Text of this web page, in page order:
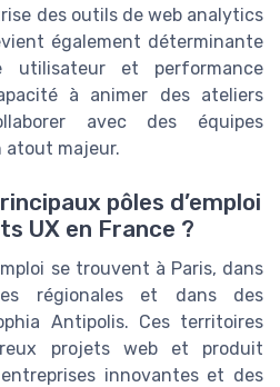
des outils de web analytics
également déterminante
utilisateur et performance
à animer des ateliers
avec des équipes
atout majeur.
pôles d’emploi
UX en France ?
se trouvent à Paris, dans
régionales et dans des
Antipolis. Ces territoires
projets web et produit
innovantes et des